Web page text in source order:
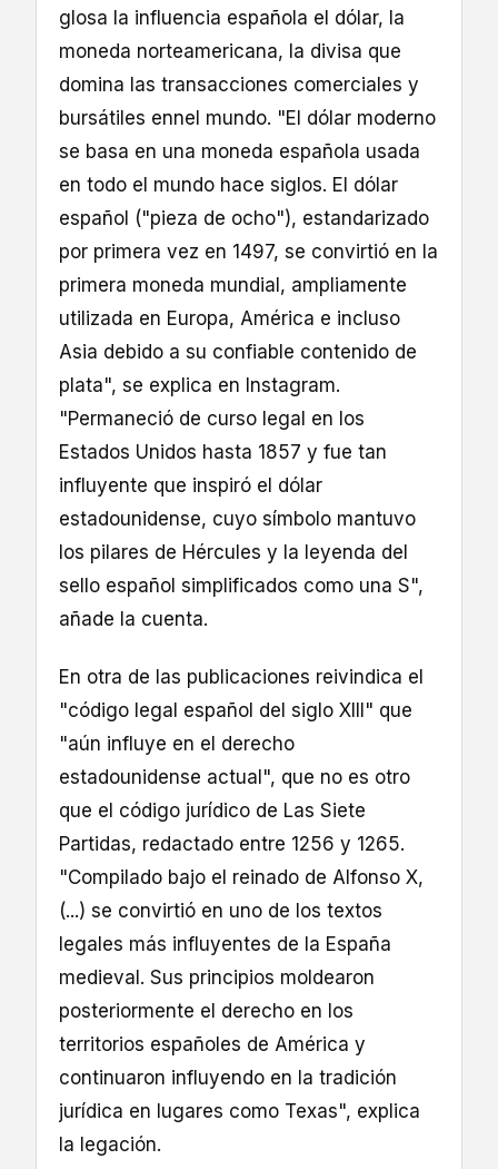
glosa la influencia española el dólar, la
moneda norteamericana, la divisa que
domina las transacciones comerciales y
bursátiles ennel mundo. "El dólar moderno
se basa en una moneda española usada
en todo el mundo hace siglos. El dólar
español ("pieza de ocho"), estandarizado
por primera vez en 1497, se convirtió en la
primera moneda mundial, ampliamente
utilizada en Europa, América e incluso
Asia debido a su confiable contenido de
plata", se explica en Instagram.
"Permaneció de curso legal en los
Estados Unidos hasta 1857 y fue tan
influyente que inspiró el dólar
estadounidense, cuyo símbolo mantuvo
los pilares de Hércules y la leyenda del
sello español simplificados como una S",
añade la cuenta.
En otra de las publicaciones reivindica el
"código legal español del siglo XIII" que
"aún influye en el derecho
estadounidense actual", que no es otro
que el código jurídico de Las Siete
Partidas, redactado entre 1256 y 1265.
"Compilado bajo el reinado de Alfonso X,
(...) se convirtió en uno de los textos
legales más influyentes de la España
medieval. Sus principios moldearon
posteriormente el derecho en los
territorios españoles de América y
continuaron influyendo en la tradición
jurídica en lugares como Texas", explica
la legación.